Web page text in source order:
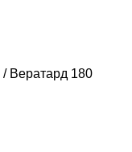
/ Вератард 180